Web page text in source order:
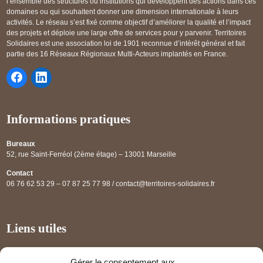
domaines ou qui souhaitent donner une dimension internationale à leurs
activités. Le réseau s’est fixé comme objectif d’améliorer la qualité et l’impact
des projets et déploie une large offre de services pour y parvenir. Territoires
Solidaires est une association loi de 1901 reconnue d’intérêt général et fait
partie des 16 Réseaux Régionaux Multi-Acteurs implantés en France.
Informations pratiques
Bureaux
52, rue Saint-Ferréol (2ème étage) – 13001 Marseille
Contact
06 76 62 53 29 – 07 87 25 77 98 / contact@territoires-solidaires.fr
Liens utiles